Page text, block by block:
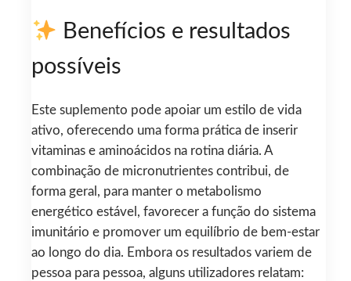
Benefícios e resultados
possíveis
Este suplemento pode apoiar um estilo de vida
ativo, oferecendo uma forma prática de inserir
vitaminas e aminoácidos na rotina diária. A
combinação de micronutrientes contribui, de
forma geral, para manter o metabolismo
energético estável, favorecer a função do sistema
imunitário e promover um equilíbrio de bem‑estar
ao longo do dia. Embora os resultados variem de
pessoa para pessoa, alguns utilizadores relatam: